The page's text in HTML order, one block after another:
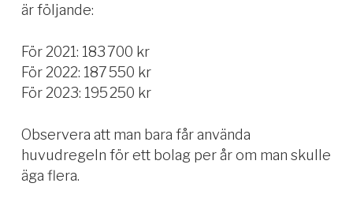
är följande:
För 2021: 183 700 kr
För 2022: 187 550 kr
För 2023: 195 250 kr
Observera att man bara får använda
huvudregeln för ett bolag per år om man skulle
äga flera.